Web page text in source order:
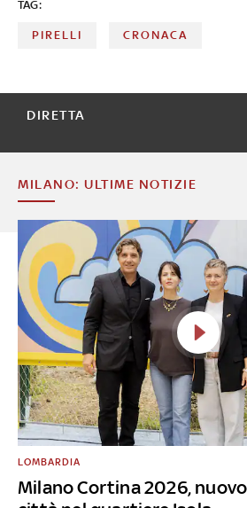
TAG:
PIRELLI CRONACA
DIRETTA
MILANO: ULTIME NOTIZIE
Milano Cortina 2026,
LOMBARDIA